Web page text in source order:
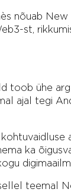
nõuab
st,
toob ühe
ajal tegi
ka
teemal